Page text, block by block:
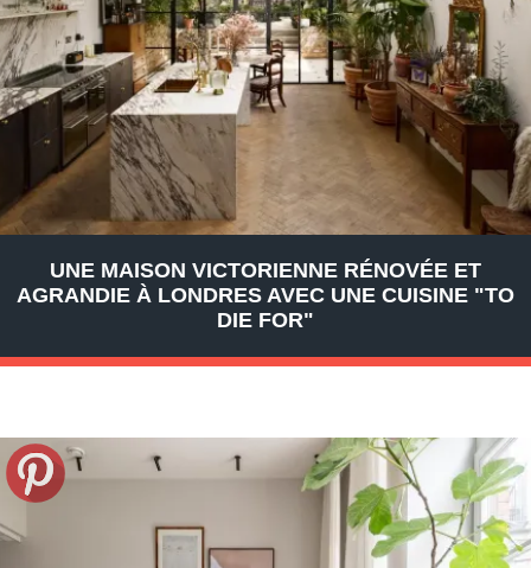
UNE MAISON VICTORIENNE RÉNOVÉE ET
AGRANDIE À LONDRES AVEC UNE CUISINE "TO
DIE FOR"